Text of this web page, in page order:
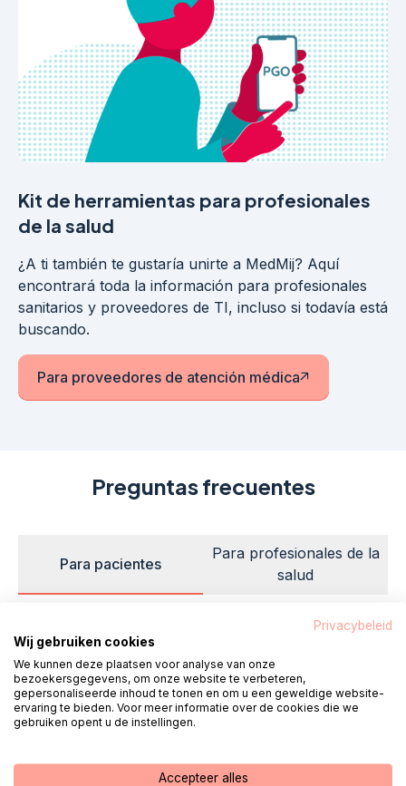
Kit de herramientas para profesionales
de la salud
¿A ti también te gustaría unirte a MedMij? Aquí
encontrará toda la información para profesionales
sanitarios y proveedores de TI, incluso si todavía está
buscando.
Para proveedores de atención médica
El enlace se abre en una ventana
Preguntas frecuentes
Para pacientes
Para profesionales de la
salud
Comenzando con un PBL
¿Cómo recupero datos en mi PGO?
¿Puedo practicar con un PBL?
Privacybeleid
Wij gebruiken cookies
We kunnen deze plaatsen voor analyse van onze
bezoekersgegevens, om onze website te verbeteren,
gepersonaliseerde inhoud te tonen en om u een geweldige website-
ervaring te bieden. Voor meer informatie over de cookies die we
gebruiken opent u de instellingen.
Accepteer alles